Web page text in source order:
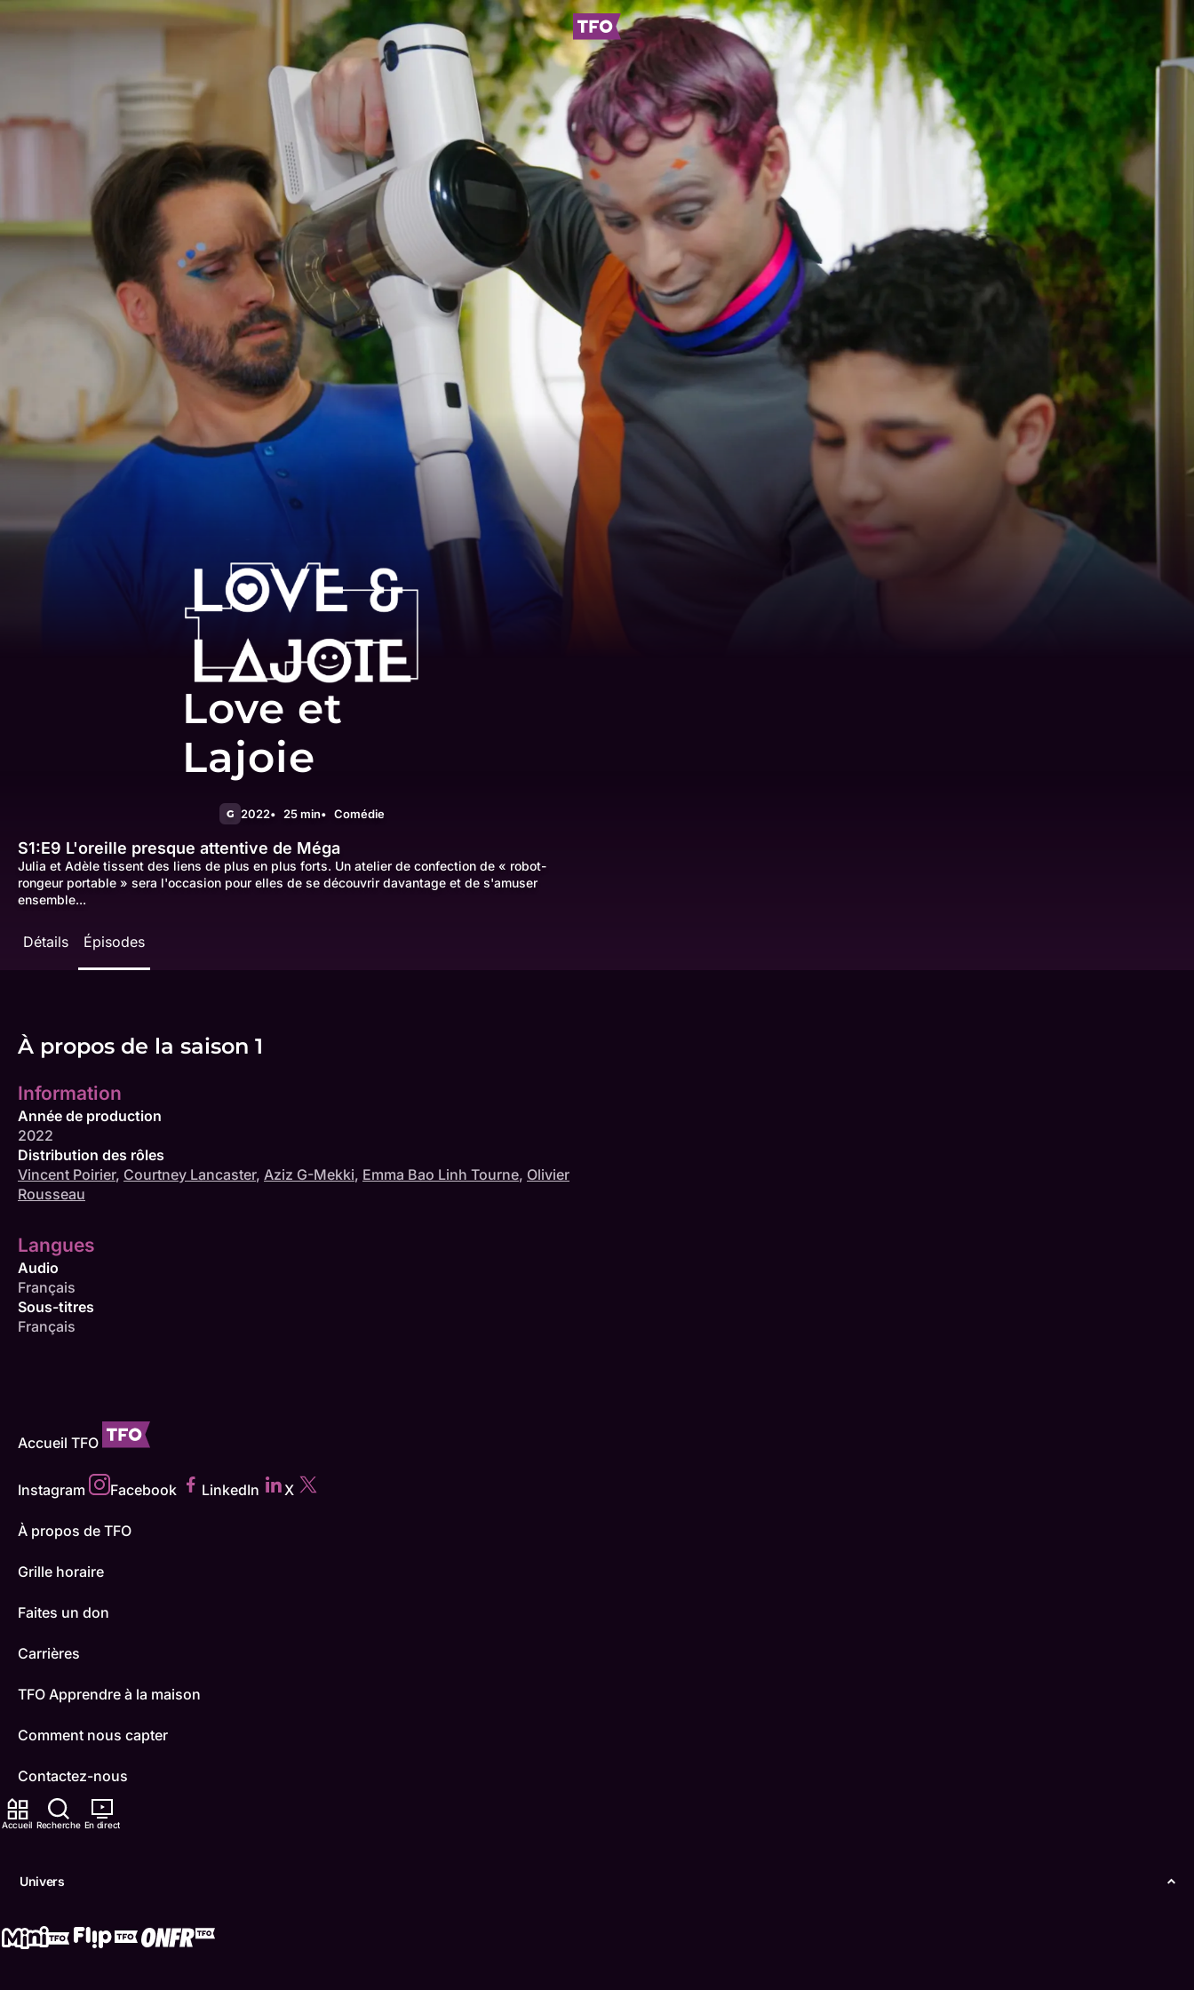
Accueil Recherche En direct
Univers
Love et
Lajoie
G 2022 25 min Comédie
S1:E9 L'oreille presque attentive de Méga
Julia et Adèle tissent des liens de plus en plus forts. Un atelier de confection de « robot-
rongeur portable » sera l'occasion pour elles de se découvrir davantage et de s'amuser
ensemble...
Détails Épisodes
À propos de la saison 1
Information
Année de production
2022
Distribution des rôles
Vincent Poirier, Courtney Lancaster, Aziz G-Mekki, Emma Bao Linh Tourne, Olivier
Rousseau
Langues
Audio
Français
Sous-titres
Français
Accueil TFO
Instagram Facebook LinkedIn X
À propos de TFO
Grille horaire
Faites un don
Carrières
TFO Apprendre à la maison
Comment nous capter
Contactez-nous
ONFR
Conditions d'utilisation